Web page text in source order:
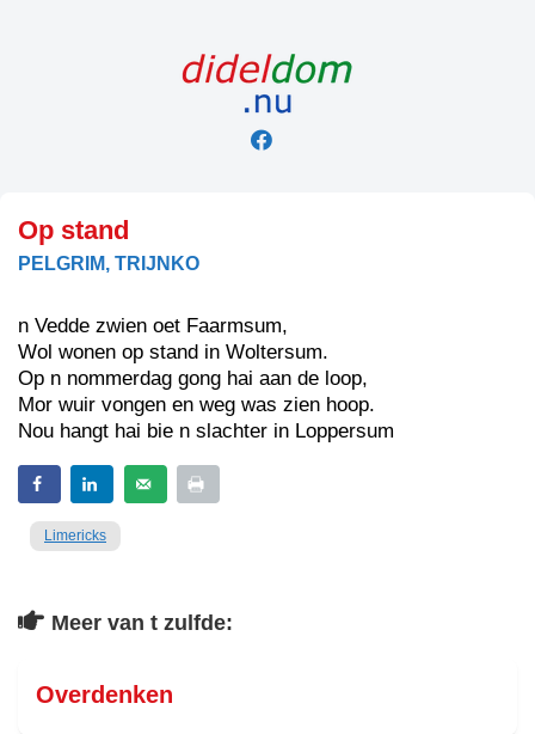
Op stand
PELGRIM, TRIJNKO
n Vedde zwien oet Faarmsum,
Wol wonen op stand in Woltersum.
Op n nommerdag gong hai aan de loop,
Mor wuir vongen en weg was zien hoop.
Nou hangt hai bie n slachter in Loppersum
Limericks
Meer van t zulfde:
Overdenken